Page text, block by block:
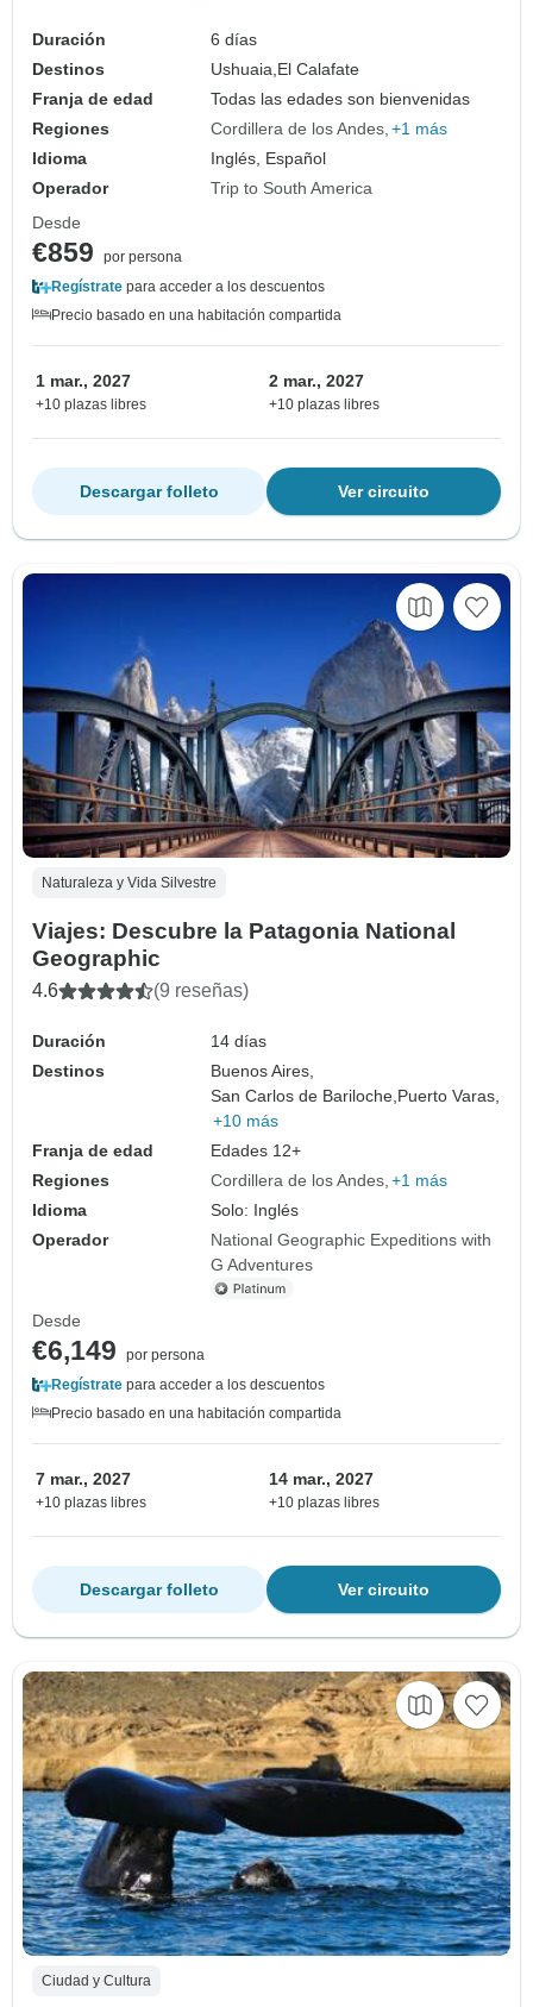
Duración
6 días
Destinos
Ushuaia, El Calafate
Franja de edad
Todas las edades son bienvenidas
Regiones
Cordillera de los Andes +1 más
Idioma
Inglés, Español
Operador
Trip to South America
Desde
€859
por persona
Regístrate para acceder a los descuentos
Precio basado en una habitación compartida
1 mar., 2027
+10 plazas libres
2 mar., 2027
+10 plazas libres
Ver circuito
Descargar folleto
Naturaleza y Vida Silvestre
Viajes: Descubre la Patagonia National
Geographic
4.6 (9 reseñas)
Duración
14 días
Destinos
Buenos Aires,
San Carlos de Bariloche, Puerto Varas,
+10 más
Franja de edad
Edades 12+
Regiones
Cordillera de los Andes +1 más
Idioma
Solo: Inglés
Operador
National Geographic Expeditions with
G Adventures
Desde
€6,149
por persona
Regístrate para acceder a los descuentos
Precio basado en una habitación compartida
7 mar., 2027
+10 plazas libres
14 mar., 2027
+10 plazas libres
Ver circuito
Descargar folleto
Ciudad y Cultura